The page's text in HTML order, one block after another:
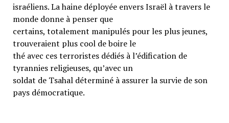
israéliens. La haine déployée envers Israël à travers le
monde donne à penser que
certains, totalement manipulés pour les plus jeunes,
trouveraient plus cool de boire le
thé avec ces terroristes dédiés à l’édification de
tyrannies religieuses, qu’avec un
soldat de Tsahal déterminé à assurer la survie de son
pays démocratique.